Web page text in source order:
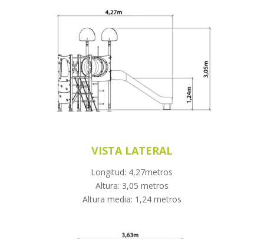
VISTA LATERAL
Longitud: 4,27metros
Altura: 3,05 metros
Altura media: 1,24 metros